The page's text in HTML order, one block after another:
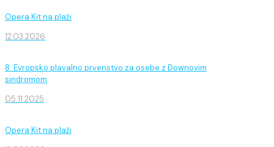
Opera Kit na plaži
12.03.2026
8. Evropsko plavalno prvenstvo za osebe z Downovim
sindromom
05.11.2025
Opera Kit na plaži